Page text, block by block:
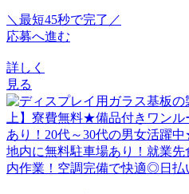
＼最短45秒で完了／
応募へ進む
詳しく
見る